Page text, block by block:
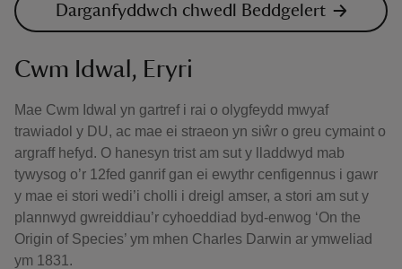
Darganfyddwch chwedl Beddgelert
Cwm Idwal, Eryri
Mae Cwm Idwal yn gartref i rai o olygfeydd mwyaf
trawiadol y DU, ac mae ei straeon yn siŵr o greu cymaint o
argraff hefyd. O hanesyn trist am sut y lladdwyd mab
tywysog o’r 12fed ganrif gan ei ewythr cenfigennus i gawr
y mae ei stori wedi’i cholli i dreigl amser, a stori am sut y
plannwyd gwreiddiau’r cyhoeddiad byd-enwog ‘On the
Origin of Species’ ym mhen Charles Darwin ar ymweliad
ym 1831.